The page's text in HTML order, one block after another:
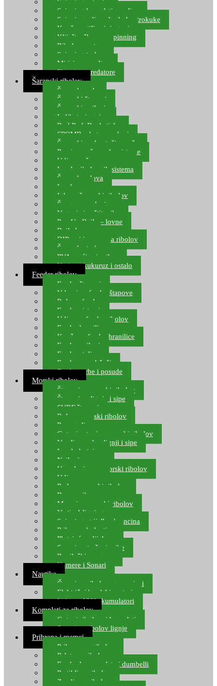
Spinning setovi
Spinning kompleti varalica
Spinning udice, dvokuke, trokuke
Kopče, vrtilice i ringovi
Kliješta, škare za spinning
Ribolov pastrve
Spinning torbe
Mirisi za varalice
Plovci za predatore
Šaranski ribolov
Šaranske role
Šaranski štapovi
Šaranski najloni
Indikatori ugriza
Rod Pod, Banksticks
SPOMB rakete, markeri
Šaranski podmetači, mreže
Pernice za šaranske sisteme
Udice za šarana, amura
Izrada ribolovnih sistema
Šaranska olova
Leadcore
Igle za šaranski ribolov
Špage, upredenice
Vaganje i zaštita ribe
Pop Up Boile – lovne
Boile lovne
DIP-ovi i arome za ribolov
Šaranske torbe
PVA vrećice i pribor
Umjetni kukuruz i ostalo
Feeder ribolov
Feeder štapovi
Vrhovi za feeder štapove
Role za feeder
Feeder sistemi
Udice za feeder ribolov
Feeder hranilice
Kopče za feeder hranilice
Feeder najloni
Feeder stolice
Feeder arm držači
Feeder torbe i posude
Morski ribolov
Štapovi za morski ribolov
Štapovi za lignje i sipe
SURF štapovi
Role za morski ribolov
Parangali
Gotovi setovi za morski ribolov
Varalice za lov lignji i sipe
Lov hobotnice
Najloni za more
Upredenice za morski ribolov
Udice za more
Perle za morski ribolov
Brum prihrana za more
Mamci za morski ribolov
Vertical Jigging
Spinning strijelke, brancina
Pribor za bolentino
Plutajuća odijela
Sonari za traženje ribe
Ronilački program
Kamere i Sonari
Nautika
Čamci za ribolov, gumenjaci
Električni brodski motori
Lithium ION akumulatori
Kompleti za ribolov
Gotovi ribolovni kompleti
Setovi za ribolov lignje
Prihrana i mamci
Prihrana za ribolov
Pelete za ribolov
Feeder lovne pelete i dumbelli
Partikli za ribolov
Zemlja za ribolov